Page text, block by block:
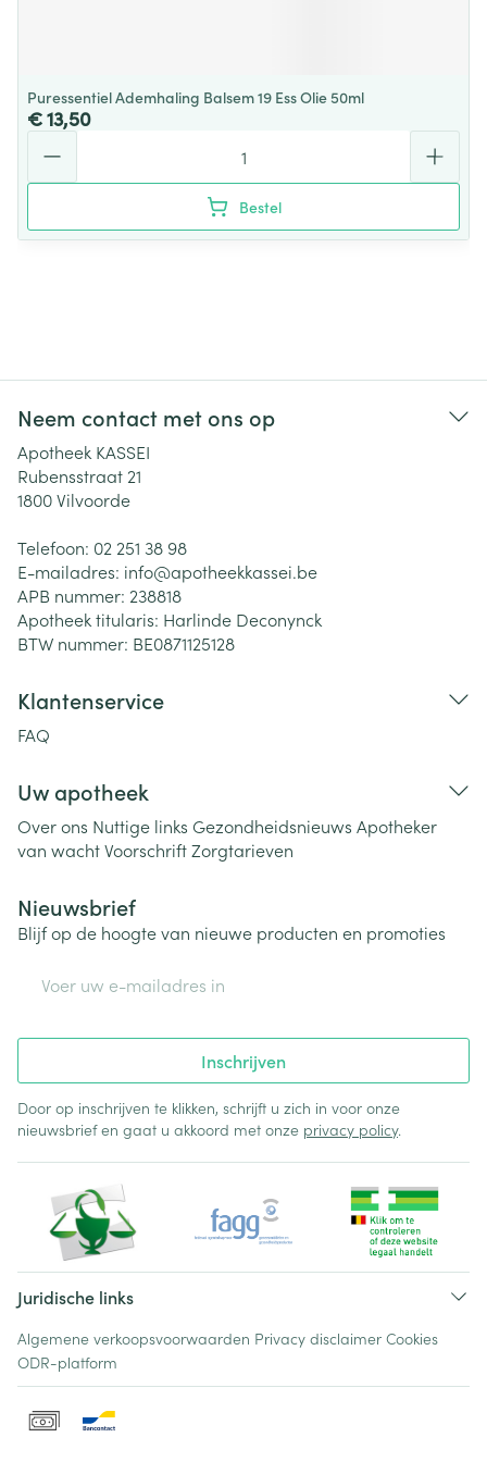
Puressentiel Ademhaling Balsem 19 Ess Olie 50ml
€ 13,50
Bestel
Neem contact met ons op
Apotheek KASSEI
Rubensstraat 21
1800Vilvoorde
Telefoon: 02 251 38 98
E-mailadres: info@apotheekkassei.be
APB nummer: 238818
Apotheek titularis: Harlinde Deconynck
BTW nummer: BE0871125128
Klantenservice
FAQ
Uw apotheek
Over ons Nuttige links Gezondheidsnieuws Apotheker
van wachtVoorschriftZorgtarieven
Nieuwsbrief
Blijf op de hoogte van nieuwe producten en promoties
Inschrijven
Door op inschrijven te klikken, schrijft u zich in voor onze
nieuwsbrief en gaat u akkoord met onze privacy policy.
Juridische links
Algemene verkoopsvoorwaarden Privacy disclaimer Cookies
ODR-platform